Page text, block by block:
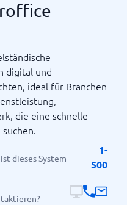
digital und
ideal für Branchen
die eine schnelle
dieses System
1-
500